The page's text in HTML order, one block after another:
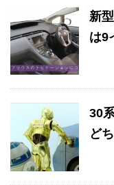
新
は9
30
ど